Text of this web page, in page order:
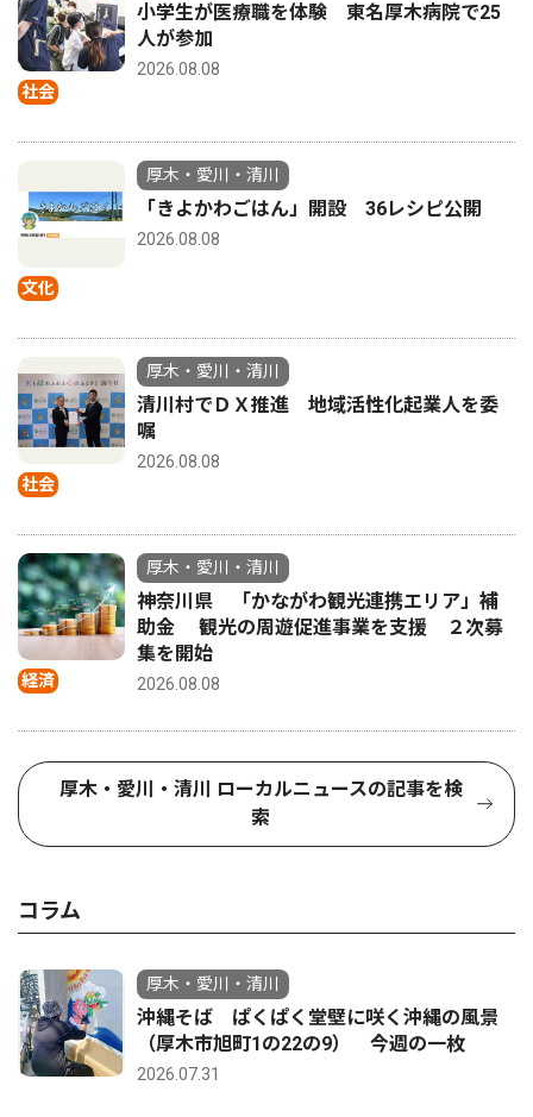
社会
小学生が医療職を体験 東名厚木病院で25
人が参加
2026.08.08
文化
厚木・愛川・清川
「きよかわごはん」開設 36レシピ公開
2026.08.08
社会
厚木・愛川・清川
清川村でＤＸ推進 地域活性化起業人を委
嘱
2026.08.08
経済
厚木・愛川・清川
神奈川県 「かながわ観光連携エリア」補
助金 観光の周遊促進事業を支援 ２次募
集を開始
2026.08.08
厚木・愛川・清川 ローカルニュースの記事を検
索
コラム
厚木・愛川・清川
沖縄そば ぱくぱく堂壁に咲く沖縄の風景
（厚木市旭町1の22の9） 今週の一枚
2026.07.31